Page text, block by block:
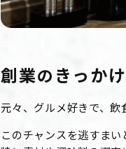
創業の きっかけ
元々、グルメ好きで、飲
このチャンスを逃すま